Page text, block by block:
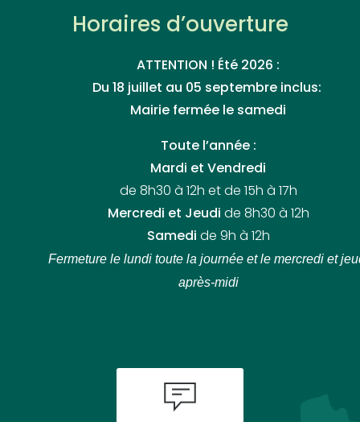
Horaires d’ouverture
ATTENTION ! Été 2026 :
Du 18 juillet au 05 septembre inclus:
Mairie fermée le samedi
Toute l’année :
Mardi et Vendredi
de 8h30 à 12h et de 15h à 17h
Mercredi et Jeudi de 8h30 à 12h
Samedi de 9h à 12h
Fermeture le lundi toute la journée et le mercredi et
après-midi